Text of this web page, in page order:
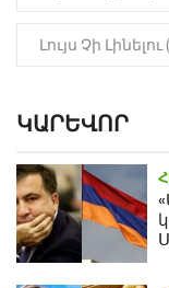
Լույս Չի Լինելու
ԿԱՐԵՎՈՐ